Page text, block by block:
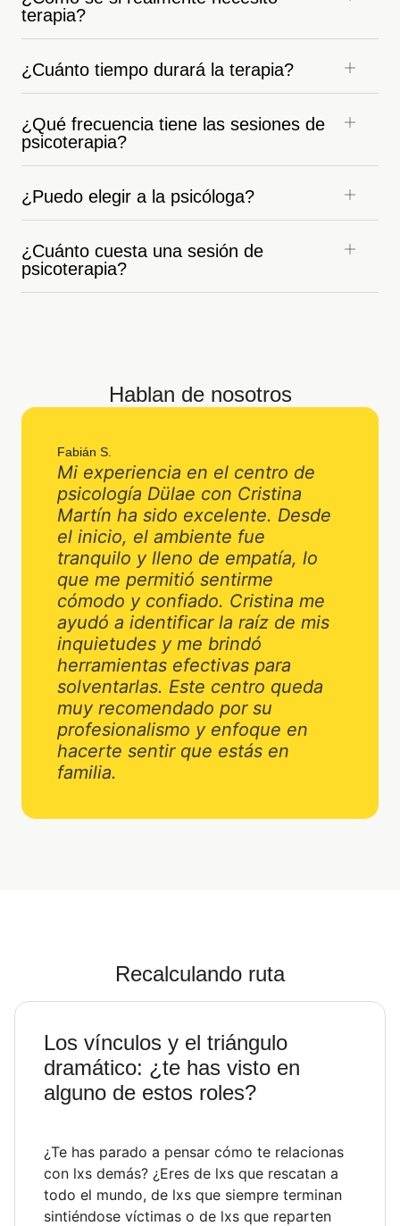
terapia?
¿Cuánto tiempo durará la terapia?
¿Qué frecuencia tiene las sesiones de
psicoterapia?
¿Puedo elegir a la psicóloga?
¿Cuánto cuesta una sesión de
psicoterapia?
Hablan de nosotros
Fabián S.
Mi experiencia en el centro de
psicología Dülae con Cristina
Martín ha sido excelente. Desde
el inicio, el ambiente fue
tranquilo y lleno de empatía, lo
que me permitió sentirme
cómodo y confiado. Cristina me
ayudó a identificar la raíz de mis
inquietudes y me brindó
herramientas efectivas para
solventarlas. Este centro queda
muy recomendado por su
profesionalismo y enfoque en
hacerte sentir que estás en
familia.
Recalculando ruta
Los vínculos y el triángulo
dramático: ¿te has visto en
alguno de estos roles?
¿Te has parado a pensar cómo te relacionas
con lxs demás? ¿Eres de lxs que rescatan a
todo el mundo, de lxs que siempre terminan
sintiéndose víctimas o de lxs que reparten